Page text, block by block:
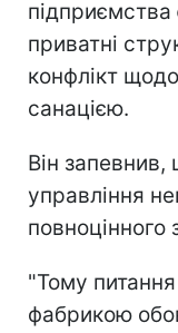
підприємства
приватні
конфлікт
санацією.
Він
управління
повноцінного
"Тому
фабрикою